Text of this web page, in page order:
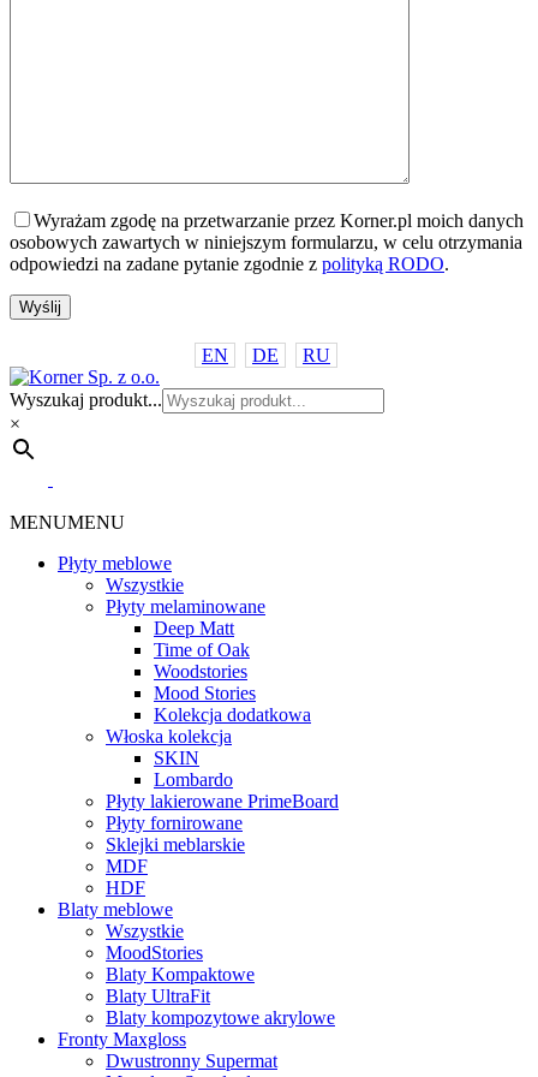
Wyrażam zgodę na przetwarzanie przez Korner.pl moich danych
osobowych zawartych w niniejszym formularzu, w celu otrzymania
odpowiedzi na zadane pytanie zgodnie z polityką RODO.
EN DE RU
Wyszukaj produkt...
×
MENUMENU
Płyty meblowe
Wszystkie
Płyty melaminowane
Deep Matt
Time of Oak
Woodstories
Mood Stories
Kolekcja dodatkowa
Włoska kolekcja
SKIN
Lombardo
Płyty lakierowane PrimeBoard
Płyty fornirowane
Sklejki meblarskie
MDF
HDF
Blaty meblowe
Wszystkie
MoodStories
Blaty Kompaktowe
Blaty UltraFit
Blaty kompozytowe akrylowe
Fronty Maxgloss
Dwustronny Supermat